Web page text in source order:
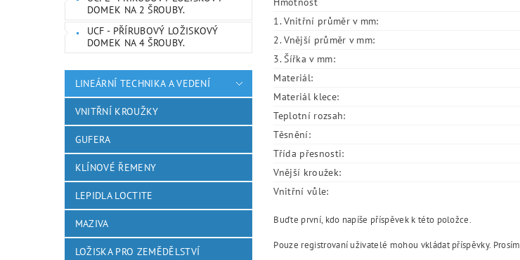
DOMEK NA 2 ŠROUBY.
UCF - PŘÍRUBOVÝ LOŽISKOVÝ
DOMEK NA 4 ŠROUBY.
LINEÁRNÍ TECHNIKA A VEDENÍ
VNITŘNÍ KROUŽKY
GUFERA
KLÍNOVÉ ŘEMENY
LEPIDLA LOCTITE
MAZIVA
LOŽISKA PRO ZEMĚDĚLSTVÍ
1. Vnitřní průměr v mm:
2. Vnější průměr v mm:
3. Šířka v mm:
Materiál:
Materiál klece:
Teplotní rozsah:
Těsnění:
Třída přesnosti:
Vnější kroužek:
Vnitřní vůle:
Buďte první, kdo napíše příspěvek k této položce.
Pouze registrovaní uživatelé mohou vkládat příspěvky. Prosím